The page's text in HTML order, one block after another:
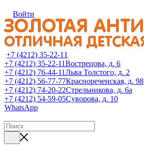
Войти
+7 (4212) 35-22-11
+7 (4212) 35-22-11Вострецова, д. 6
+7 (4212) 76-44-11Льва Толстого, д. 2
+7 (4212) 56-77-77Краснореченская, д. 98
+7 (4212) 74-20-22Стрельникова, д. 6а
+7 (4212) 54-59-05Суворова, д. 10
WhatsApp